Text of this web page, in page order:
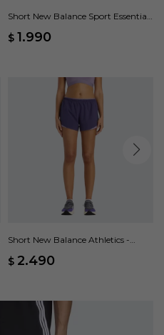
Short New Balance Sport Essentials
$ 1.990
Short New Balance Athletics -
$ 2.490